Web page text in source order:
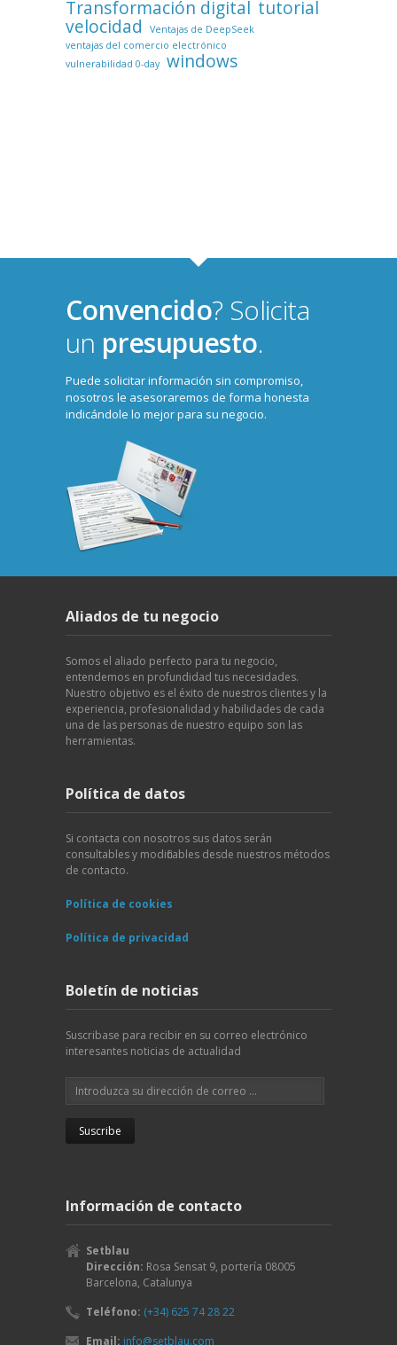
Transformación digital tutorial
velocidad
Ventajas de DeepSeek
ventajas del comercio electrónico
vulnerabilidad 0-day windows
Convencido? Solicita
un presupuesto.
Puede solicitar información sin compromiso,
nosotros le asesoraremos de forma honesta
indicándole lo mejor para su negocio.
Aliados de tu negocio
Somos el aliado perfecto para tu negocio,
entendemos en profundidad tus necesidades.
Nuestro objetivo es el éxito de nuestros clientes y la
experiencia, profesionalidad y habilidades de cada
una de las personas de nuestro equipo son las
herramientas.
Política de datos
Si contacta con nosotros sus datos serán
consultables y modificables desde nuestros métodos
de contacto.
Política de cookies
Política de privacidad
Boletín de noticias
Suscribase para recibir en su correo electrónico
interesantes noticias de actualidad
Información de contacto
Setblau
Dirección: Rosa Sensat 9, portería 08005
Barcelona, Catalunya
Teléfono: (+34) 625 74 28 22
Email: info@setblau.com